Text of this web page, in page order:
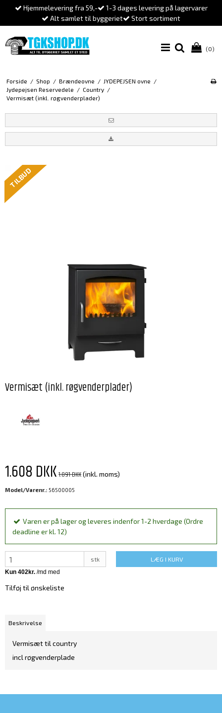
Hjemmelevering fra 59,-
1-3 dages levering på lagervarer
Alt samlet til byggeriet
Stort sortiment
(0)
Forside / Shop / Brændeovne / JYDEPEJSEN ovne /
Jydepejsen Reservedele / Country /
Vermisæt (inkl. røgvenderplader)
TILBUD
Vermisæt (inkl. røgvenderplader)
1.608 DKK1.891 DKK(inkl. moms)
Model/Varenr.: 56500005
Varen er på lager og leveres indenfor 1-2 hverdage (Ordre
deadline er kl. 12)
stk LÆG I KURV
Tilføj til ønskeliste
Beskrivelse
Vermisæt til country
incl røgvenderplade